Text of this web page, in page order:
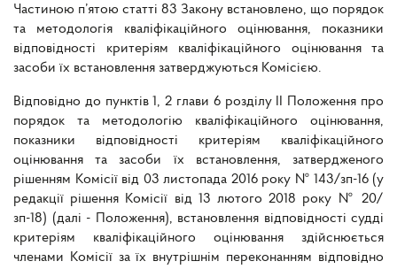
Частиною п’ятою статті 83 Закону встановлено, що порядок
та методологія кваліфікаційного оцінювання, показники
відповідності критеріям кваліфікаційного оцінювання та
засоби їх встановлення затверджуються Комісією.
Відповідно до пунктів 1, 2 глави 6 розділу II Положення про
порядок та методологію кваліфікаційного оцінювання,
показники відповідності критеріям кваліфікаційного
оцінювання та засоби їх встановлення, затвердженого
рішенням Комісії від 03 листопада 2016 року № 143/зп-16 (у
редакції рішення Комісії від 13 лютого 2018 року № 20/
зп-18) (далі - Положення), встановлення відповідності судді
критеріям кваліфікаційного оцінювання здійснюється
членами Комісії за їх внутрішнім переконанням відповідно